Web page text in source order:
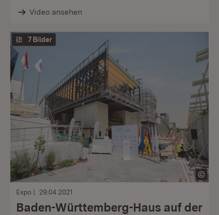
Video ansehen
7 Bilder
Expo 29.04.2021
Baden-Württemberg-Haus auf der